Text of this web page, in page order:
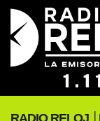
RADIO RELOJ